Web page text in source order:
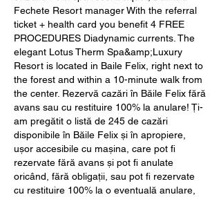
Fechete Resort manager With the referral
ticket + health card you benefit 4 FREE
PROCEDURES Diadynamic currents. The
elegant Lotus Therm Spa&amp;Luxury
Resort is located in Baile Felix, right next to
the forest and within a 10-minute walk from
the center. Rezervă cazări în Băile Felix fără
avans sau cu restituire 100% la anulare! Ți-
am pregătit o listă de 245 de cazări
disponibile în Băile Felix și în apropiere,
ușor accesibile cu mașina, care pot fi
rezervate fără avans și pot fi anulate
oricând, fără obligații, sau pot fi rezervate
cu restituire 100% la o eventuală anulare,